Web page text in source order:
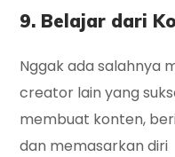
9. Belajar dari
Nggak ada salahnya
creator lain yang
membuat konten,
dan memasarkan diri